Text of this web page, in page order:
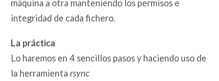
máquina a otra manteniendo los permisos e
integridad de cada fichero.
La práctica
Lo haremos en 4 sencillos pasos y haciendo uso de
la herramientarsync